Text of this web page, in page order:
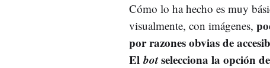
Cómo lo ha hecho es muy
visualmente, con imágenes,
por razones obvias de
Elbotselecciona la opción de